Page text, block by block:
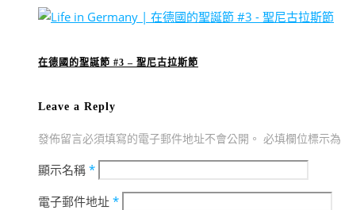
在德國的聖誕節 #3 – 聖尼古拉斯節
Leave a Reply
發佈留言必須填寫的電子郵件地址不會公開。 必填欄位標示為
顯示名稱 *
電子郵件地址 *